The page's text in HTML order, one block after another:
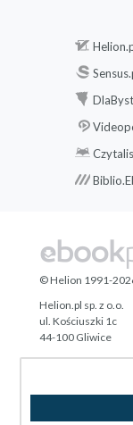
© Helion 1991-
Helion.pl sp. z o.o.
ul. Kościuszki 1c
44-100 Gliwice